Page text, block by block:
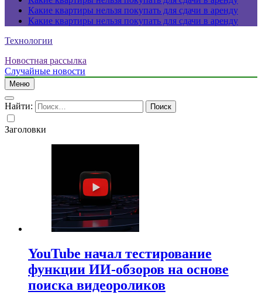
Какие квартиры нельзя покупать для сдачи в аренду
Какие квартиры нельзя покупать для сдачи в аренду
Технологии
Новостная рассылка
Случайные новости
Меню
Найти:
Заголовки
YouTube начал тестирование
функции ИИ-обзоров на основе
поиска видеороликов